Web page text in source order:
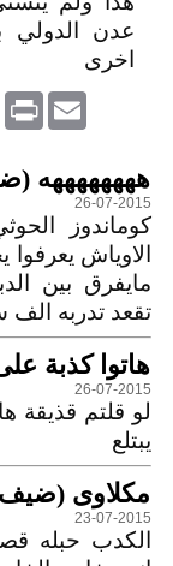
عدن الدولي
اخرى
PrintEmail
ههههههههه
26-07-2015
كوماندوز
الاوياش
مايفرق بين
تقعد تدربه الف
هاتوا كذبة
26-07-2015
لو قلتم قذيقة
يبتلع
مكلاوى
23-07-2015